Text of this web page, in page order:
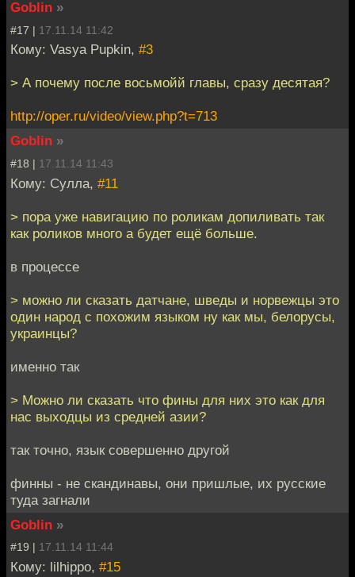
Goblin »
#17 | 17.11.14 11:42
Кому: Vasya Pupkin, #3
> А почему после восьмойй главы, сразу десятая?
http://oper.ru/video/view.php?t=713
Goblin »
#18 | 17.11.14 11:43
Кому: Сулла, #11
> пора уже навигацию по роликам допиливать так
как роликов много а будет ещё больше.
в процессе
> можно ли сказать датчане, шведы и норвежцы это
один народ с похожим языком ну как мы, белорусы,
украинцы?
именно так
> Можно ли сказать что фины для них это как для
нас выходцы из средней азии?
так точно, язык совершенно другой
финны - не скандинавы, они пришлые, их русские
туда загнали
Goblin »
#19 | 17.11.14 11:44
Кому: lilhippo, #15